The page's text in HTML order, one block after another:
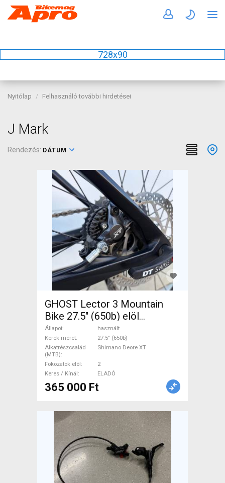
728x90
Nyitólap Felhasználó további hirdetései
J Mark
Rendezés: DÁTUM
GHOST Lector 3 Mountain
Bike 27.5" (650b) elöl
teleszkópos Shimano Deore
XT használt ELADÓ
Állapot
használt
Kerék méret
27.5" (650b)
Alkatrészcsalád
(MTB)
Shimano Deore XT
Fokozatok elöl
2
Keres / Kínál
ELADÓ
365 000 Ft